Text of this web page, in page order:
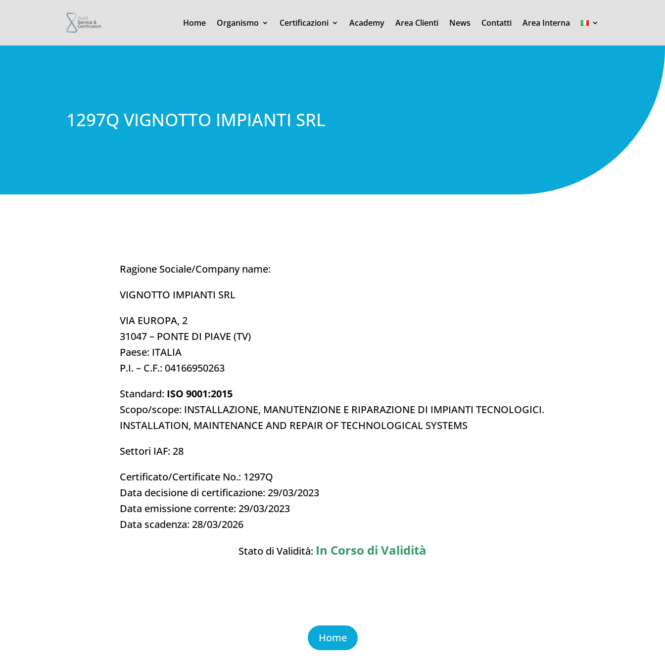
Home Organismo Certificazioni Academy Area Clienti News Contatti Area Interna
1297Q VIGNOTTO IMPIANTI SRL
Ragione Sociale/Company name:
VIGNOTTO IMPIANTI SRL
VIA EUROPA, 2
31047 – PONTE DI PIAVE (TV)
Paese: ITALIA
P.I. – C.F.: 04166950263
Standard: ISO 9001:2015
Scopo/scope: INSTALLAZIONE, MANUTENZIONE E RIPARAZIONE DI IMPIANTI TECNOLOGICI.
INSTALLATION, MAINTENANCE AND REPAIR OF TECHNOLOGICAL SYSTEMS
Settori IAF: 28
Certificato/Certificate No.: 1297Q
Data decisione di certificazione: 29/03/2023
Data emissione corrente: 29/03/2023
Data scadenza: 28/03/2026
Stato di Validità: In Corso di Validità
Home